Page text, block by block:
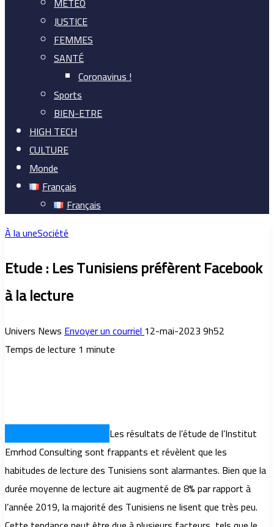
JUSTICE
FEMMES
SANTÉ
Coronavirus !
Sports
BIEN-ETRE
HIGH TECH
CULTURE
Monde
Français
Français
À la uneSociété
Etude : Les Tunisiens préfèrent Facebook
à la lecture
Univers NewsEnvoyer un courriel12-mai-2023 9h52
Temps de lecture 1 minute
Les résultats de l’étude de l’Institut
Emrhod Consulting sont frappants et révèlent que les
habitudes de lecture des Tunisiens sont alarmantes. Bien que la
durée moyenne de lecture ait augmenté de 8% par rapport à
l’année 2019, la majorité des Tunisiens ne lisent que très peu.